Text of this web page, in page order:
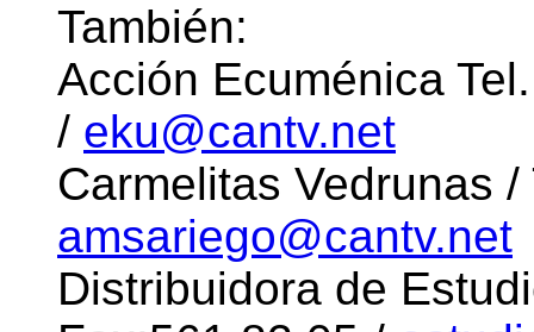
También:
Acción Ecuménica
/ eku@cantv.net
Carmelitas Vedrunas
amsariego@cantv.net
Distribuidora de